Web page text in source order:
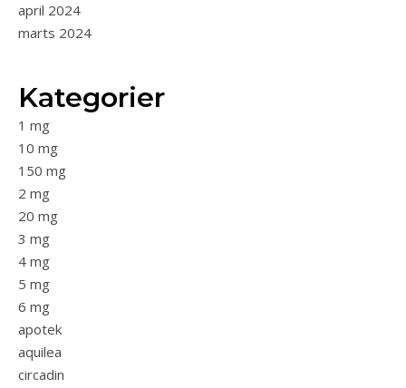
april 2024
marts 2024
Kategorier
1 mg
10 mg
150 mg
2 mg
20 mg
3 mg
4 mg
5 mg
6 mg
apotek
aquilea
circadin